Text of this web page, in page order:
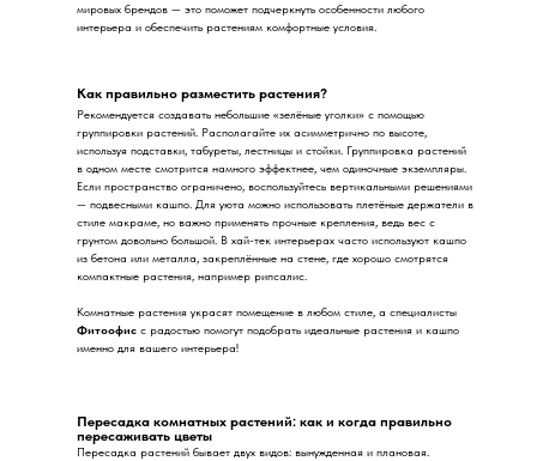
Пересадка растений бывает двух видов: вынужденная и плановая.
Пересадка комнатных растений: как и когда правильно
пересаживать цветы
Рекомендуется создавать небольшие «зелёные уголки» с помощью
группировки растений. Располагайте их асимметрично по высоте,
используя подставки, табуреты, лестницы и стойки. Группировка растений
в одном месте смотрится намного эффектнее, чем одиночные экземпляры.
Если пространство ограничено, воспользуйтесь вертикальными решениями
— подвесными кашпо. Для уюта можно использовать плетёные держатели в
стиле макраме, но важно применять прочные крепления, ведь вес с
грунтом довольно большой. В хай-тек интерьерах часто используют кашпо
из бетона или металла, закреплённые на стене, где хорошо смотрятся
компактные растения, например рипсалис.
Комнатные растения украсят помещение в любом стиле, а специалисты
Фитоофис с радостью помогут подобрать идеальные растения и кашпо
именно для вашего интерьера!
Как правильно разместить растения?
мировых брендов — это поможет подчеркнуть особенности любого
интерьера и обеспечить растениям комфортные условия.